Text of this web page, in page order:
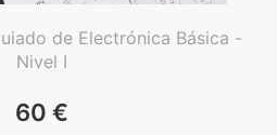
de Electrónica Básica -
Nivel I
60 €